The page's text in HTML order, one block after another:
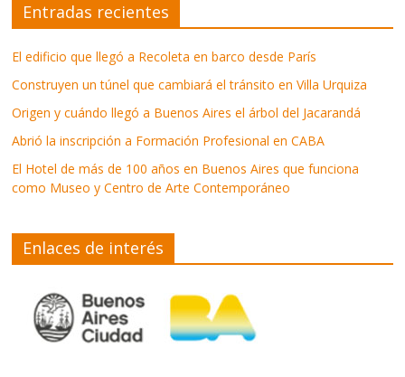
Entradas recientes
El edificio que llegó a Recoleta en barco desde París
Construyen un túnel que cambiará el tránsito en Villa Urquiza
Origen y cuándo llegó a Buenos Aires el árbol del Jacarandá
Abrió la inscripción a Formación Profesional en CABA
El Hotel de más de 100 años en Buenos Aires que funciona
como Museo y Centro de Arte Contemporáneo
Enlaces de interés